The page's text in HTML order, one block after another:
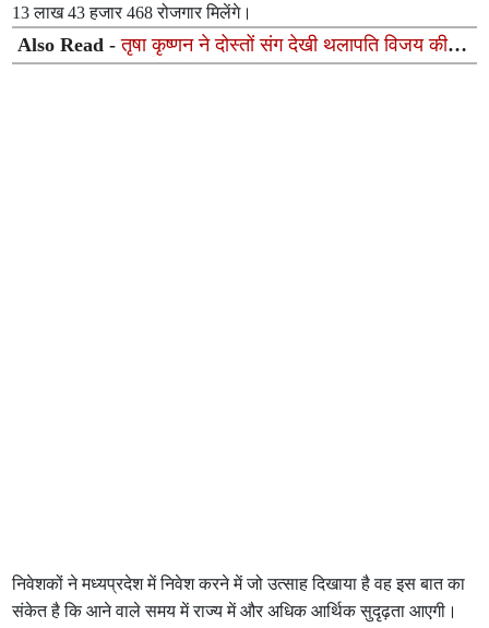
13 लाख 43 हजार 468 रोजगार मिलेंगे।
Also Read -तृषा कृष्णन ने दोस्तों संग देखी थलापति विजय की
'जना नायकन', फर्स्ट डे शो के बाद शेयर की खास सेल्फी
निवेशकों ने मध्‍यप्रदेश में निवेश करने में जो उत्‍साह दिखाया है वह इस बात का
संकेत है कि आने वाले समय में राज्‍य में और अधिक आर्थिक सुदृढ़ता आएगी।